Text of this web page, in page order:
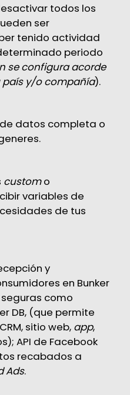
todos los
ser
tenido actividad
periodo
se configura acorde
país y/o compañía).
datos completa o
customo
variables de
de tus
y
en Bunker
como
DB, (que permite
sitio web, app,
API de Facebook
recabados a
Ads.